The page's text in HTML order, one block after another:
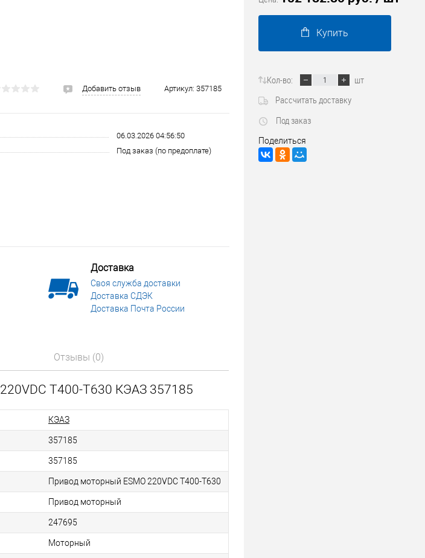
Добавить отзыв Артикул: 357185
06.03.2026 04:56:50
Под заказ (по предоплате)
Доставка
Своя служба доставки
Доставка СДЭК
Доставка Почта России
Отзывы (0)
T400-T630 КЭАЗ 357185
КЭАЗ
357185
357185
Привод моторный ESMO 220VDC T400-T630
Привод моторный
247695
Моторный
Купить
Кол-во:
шт
Рассчитать доставку
Под заказ
Поделиться